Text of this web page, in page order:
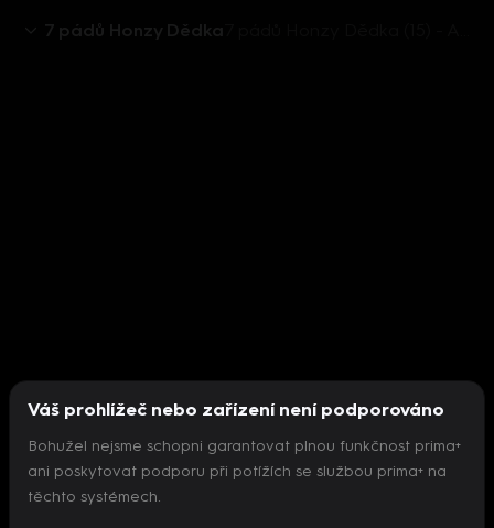
7 pádů Honzy Dědka
Nepodařilo se inicializovat přehrávač
Váš prohlížeč nebo zařízení není podporováno
Bohužel nejsme schopni garantovat plnou funkčnost prima+
ani poskytovat podporu při potížích se službou prima+ na
těchto systémech.